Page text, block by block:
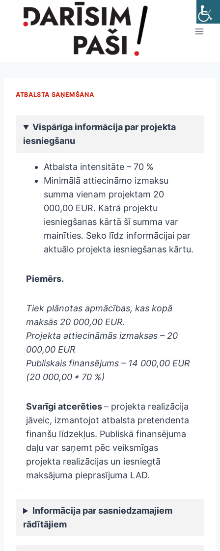
ATBALSTA SAŅEMŠANA
Vispārīga informācija par projekta
iesniegšanu
Atbalsta intensitāte – 70 %
Minimālā attiecināmo izmaksu
summa vienam projektam 20
000,00 EUR. Katrā projektu
iesniegšanas kārtā šī summa var
mainīties. Seko līdz informācijai par
aktuālo projekta iesniegšanas kārtu.
Piemērs.
Tiek plānotas apmācības, kas kopā
maksās 20 000,00 EUR.
Projekta attiecināmās izmaksas – 20
000,00 EUR
Publiskais finansējums – 14 000,00 EUR
(20 000,00 * 70 %)
Svarīgi atcerēties– projekta realizācija
jāveic, izmantojot atbalsta pretendenta
finanšu līdzekļus. Publiskā finansējuma
daļu var saņemt pēc veiksmīgas
projekta realizācijas un iesniegtā
maksājuma pieprasījuma LAD.
Informācija par sasniedzamajiem
rādītājiem